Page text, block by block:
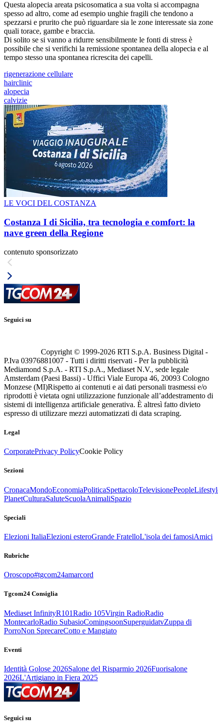
Questa alopecia areata psicosomatica a sua volta si accompagna
spesso ad altro, come ad esempio unghie fragili che tendono a
spezzarsi e prurito che può riguardare sia le zone interessate sia zone
quali torace, gambe e braccia.
Di solito se si vanno a ridurre sensibilmente le fonti di stress è
possibile che si verifichi la remissione spontanea della alopecia e al
tempo stesso una spontanea ricrescita dei capelli.
rigenerazione cellulare
hairclinic
alopecia
calvizie
LE VOCI DEL COSTANZA
Costanza I di Sicilia, tra tecnologia e comfort: la
nave green della Regione
contenuto sponsorizzato
Seguici su
Copyright © 1999-2026 RTI S.p.A. Business Digital -
P.Iva 03976881007 - Tutti i diritti riservati - Per la pubblicità
Mediamond S.p.A. - RTI S.p.A., Mediaset N.V., sede legale
Amsterdam (Paesi Bassi) - Uffici Viale Europa 46, 20093 Cologno
Monzese (MI)Rispetto ai contenuti e ai dati personali trasmessi e/o
riprodotti è vietata ogni utilizzazione funzionale all’addestramento di
sistemi di intelligenza artificiale generativa. È altresì fatto divieto
espresso di utilizzare mezzi automatizzati di data scraping.
Legal
CorporatePrivacy PolicyCookie Policy
Sezioni
CronacaMondoEconomiaPoliticaSpettacoloTelevisionePeople
PlanetCulturaSaluteScuolaAnimaliSpazio
Speciali
Elezioni ItaliaElezioni esteroGrande FratelloL'isola dei famosiAmici
Rubriche
Oroscopo#tgcom24amarcord
Tgcom24 Consiglia
Mediaset InfinityR101Radio 105Virgin RadioRadio
MontecarloRadio SubasioComingsoonSuperguidatvZuppa di
PorroNon SprecareCotto e Mangiato
Eventi
Identità Golose 2026Salone del Risparmio 2026Fuorisalone
2026L'Artigiano in Fiera 2025
Seguici su